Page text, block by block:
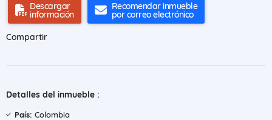
Descargar
información
Recomendar inmueble
por correo electrónico
Compartir
Detalles del inmueble :
País: Colombia